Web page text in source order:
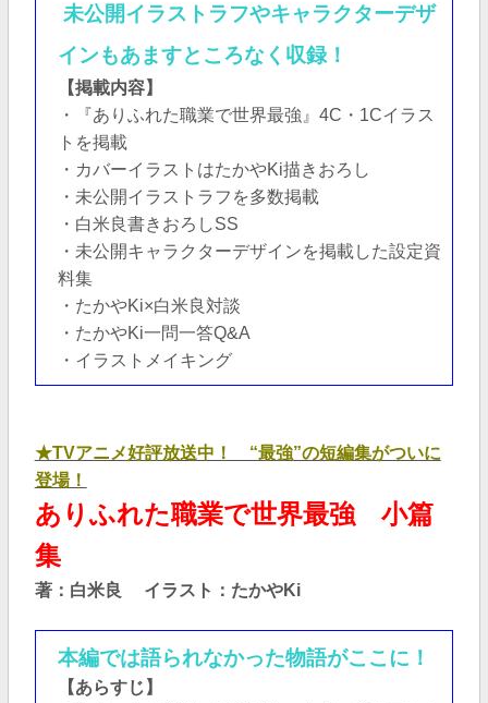
未公開イラストラフやキャラクターデザ
インもあますところなく収録！
【掲載内容】
・『ありふれた職業で世界最強』4C・1Cイラス
トを掲載
・カバーイラストはたかやKi描きおろし
・未公開イラストラフを多数掲載
・白米良書きおろしSS
・未公開キャラクターデザインを掲載した設定資
料集
・たかやKi×白米良対談
・たかやKi一問一答Q&A
・イラストメイキング
★TVアニメ好評放送中！ “最強”の短編集がついに
登場！
ありふれた職業で世界最強 小篇
集
著：白米良 イラスト：たかやKi
本編では語られなかった物語がここに！
【あらすじ】